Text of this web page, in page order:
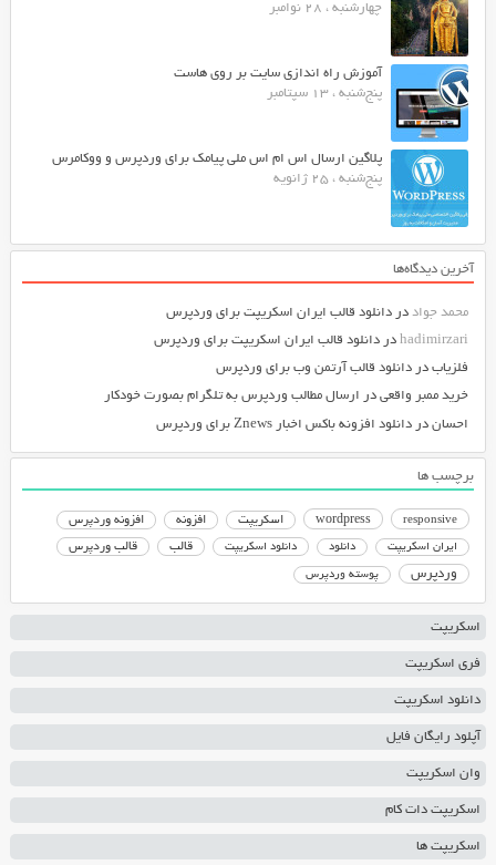
چهارشنبه ، 28 نوامبر
آموزش راه اندازی سایت بر روی هاست
پنج‌شنبه ، 13 سپتامبر
پلاگین ارسال اس ام اس ملی پیامک برای وردپرس و ووکامرس
پنج‌شنبه ، 25 ژانویه
آخرین دیدگاه‌ها
محمد جواددر دانلود قالب ایران اسکریپت برای وردپرس
hadimirzariدر دانلود قالب ایران اسکریپت برای وردپرس
فلزیابدر دانلود قالب آرتمن وب برای وردپرس
خرید ممبر واقعیدر ارسال مطالب وردپرس به تلگرام بصورت خودکار
احساندر دانلود افزونه باکس اخبار Znews برای وردپرس
برچسب ها
responsive
wordpress اسکریپت افزونه افزونه وردپرس
ایران اسکریپت دانلود دانلود اسکریپت قالب قالب وردپرس
وردپرس پوسته وردپرس
اسکریپت
فری اسکریپت
دانلود اسکریپت
آپلود رایگان فایل
وان اسکریپت
اسکریپت دات کام
اسکریپت ها